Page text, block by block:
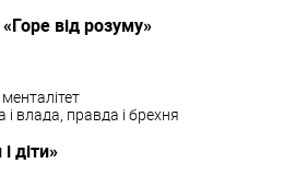
від розуму»
і влада, правда і брехня
діти»